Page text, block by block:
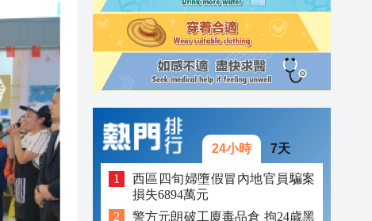
11:03
10:53
24小時 7天
西區四旬婦墮假冒內地官員騙案
損失6894萬元
警方元朗破工廈毒品倉 拘24歲黑